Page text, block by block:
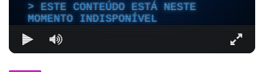
ESTE CONTEÚDO ESTÁ NESTE
MOMENTO INDISPONÍVEL